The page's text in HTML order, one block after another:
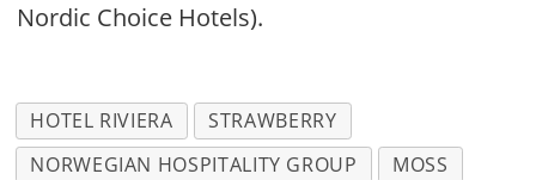
Nordic Choice Hotels).
HOTEL RIVIERA
STRAWBERRY
NORWEGIAN HOSPITALITY GROUP
MOSS